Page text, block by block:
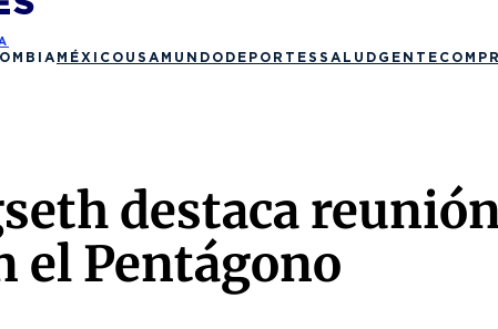
MÉXICO USA MUNDO DEPORTES SALUD GENTE
destaca
el Pentágono